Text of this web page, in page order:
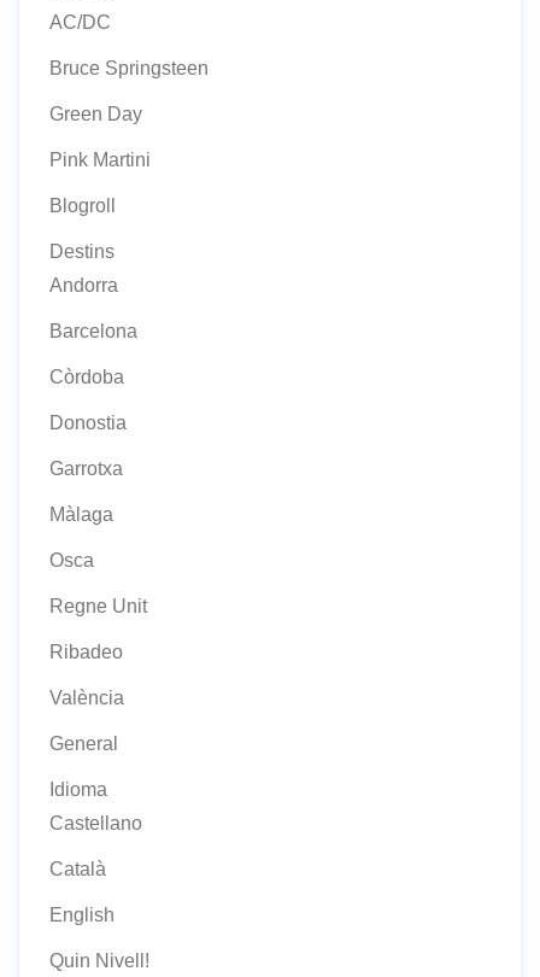
AC/DC
Bruce Springsteen
Green Day
Pink Martini
Blogroll
Destins
Andorra
Barcelona
Còrdoba
Donostia
Garrotxa
Màlaga
Osca
Regne Unit
Ribadeo
València
General
Idioma
Castellano
Català
English
Quin Nivell!